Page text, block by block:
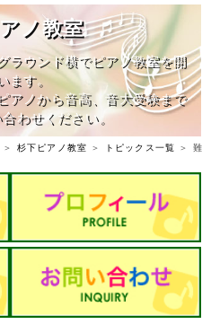
ノ教室
ラウンド横でピアノ教室を開
ます。
アノから音高、音大受験まで
わせください。
＞ 杉下ピアノ教室 ＞ トピックス一覧
＞ 難